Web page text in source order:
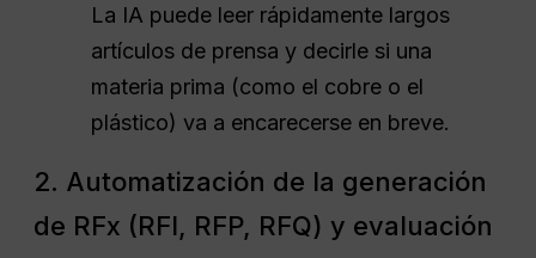
La IA puede leer rápidamente largos
artículos de prensa y decirle si una
materia prima (como el cobre o el
plástico) va a encarecerse en breve.
2. Automatización de la generación
de RFx (RFI, RFP, RFQ) y evaluación